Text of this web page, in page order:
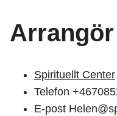
Arrangör
Spirituellt Center
Telefon
E-post